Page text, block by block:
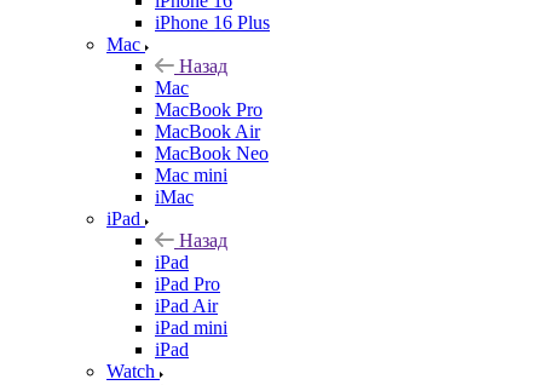
iPhone 16 Plus
Mac
Назад
Mac
MacBook Pro
MacBook Air
MacBook Neo
Mac mini
iMac
iPad
Назад
iPad
iPad Pro
iPad Air
iPad mini
iPad
Watch